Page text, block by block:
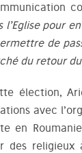
l’Eglise pour
de
du retour
élection,
avec
en
des